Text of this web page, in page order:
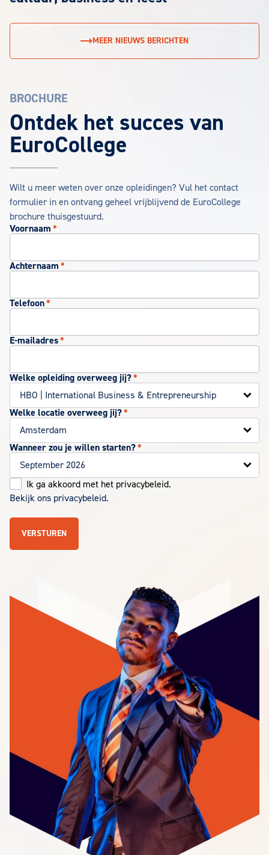
MEER NIEUWS BERICHTEN
EuroCollege Brochure aanvragen
BROCHURE
Ontdek het succes van
EuroCollege
Wilt u meer weten over onze opleidingen? Vul het contact
formulier in en ontvang geheel vrijblijvend de EuroCollege
brochure thuisgestuurd.
Voornaam *
Achternaam *
Telefoon*
E-mailadres*
Welke opleiding overweeg jij?*
Welke locatie overweeg jij?*
Wanneer zou je willen starten?*
Bekijk ons
privacybeleid.
*
Ik ga akkoord met het privacybeleid.
Bekijk ons privacybeleid.